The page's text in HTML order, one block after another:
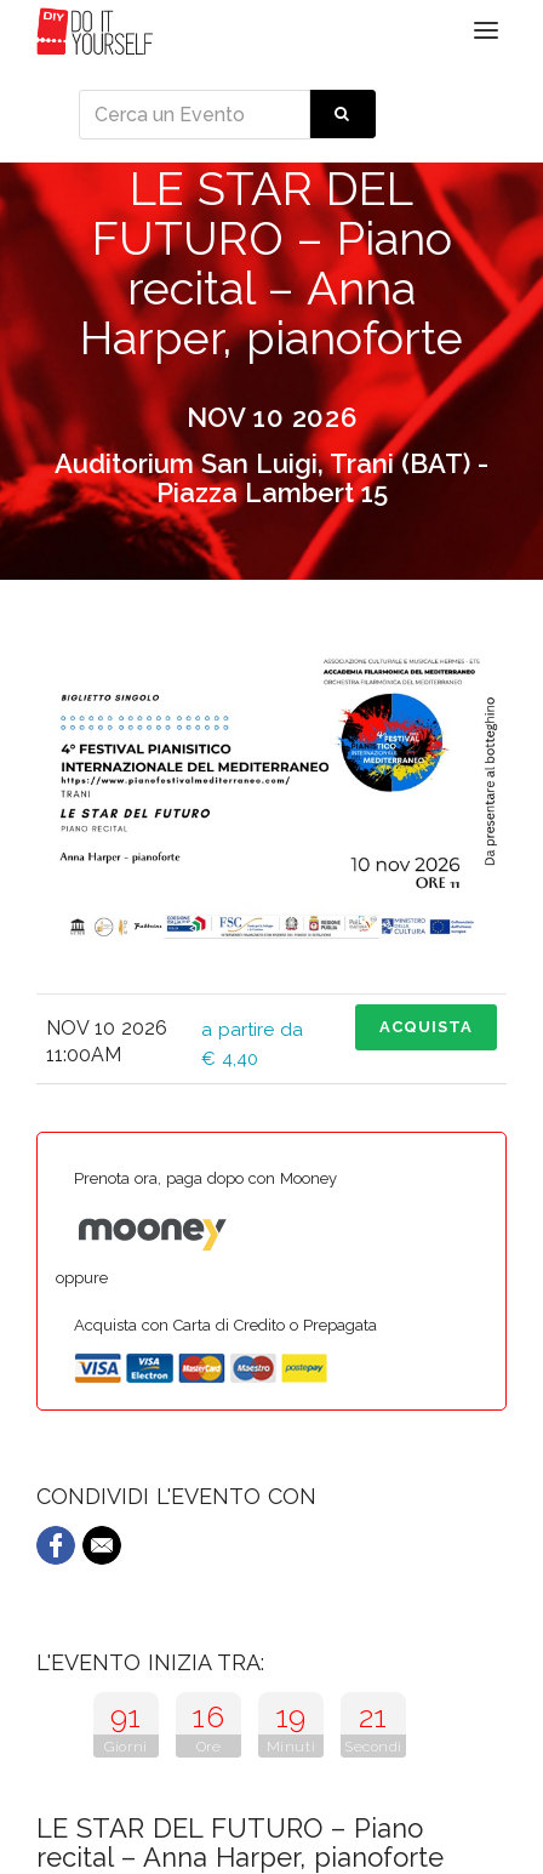
Toggle
LE STAR DEL
FUTURO – Piano
recital – Anna
Harper, pianoforte
NOV 10 2026
Auditorium San Luigi, Trani (BAT) -
Piazza Lambert 15
NOV 10 2026
11:00AM
a partire da
€ 4,40
ACQUISTA
Prenota ora, paga dopo con Mooney
oppure
Acquista con Carta di Credito o Prepagata
CONDIVIDI L'EVENTO CON
L'EVENTO INIZIA TRA:
91
Giorni
16
Ore
19
Minuti
21
Secondi
LE STAR DEL FUTURO – Piano
recital – Anna Harper, pianoforte